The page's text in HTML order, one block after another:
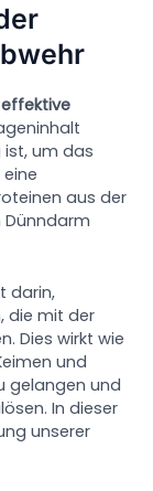
effektive
um das
eine
aus der
Dünndarm
darin,
die mit der
Dies wirkt wie
und
gelangen und
In dieser
unserer